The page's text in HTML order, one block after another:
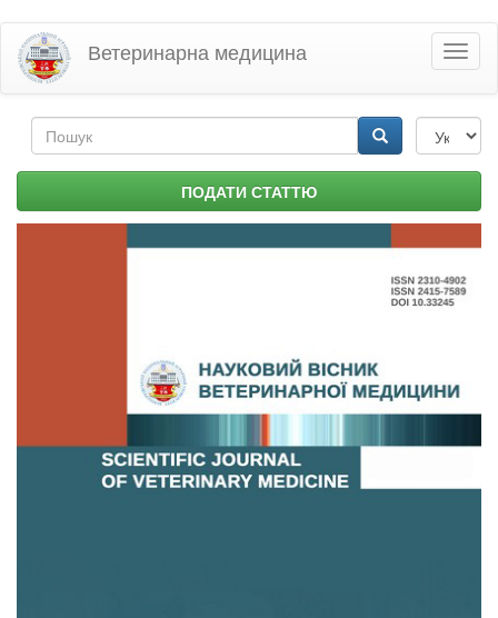
Перейти
основного
матеріалу
Ветеринарна медицина
Пошукова
форма ПОДАТИ СТАТТЮ